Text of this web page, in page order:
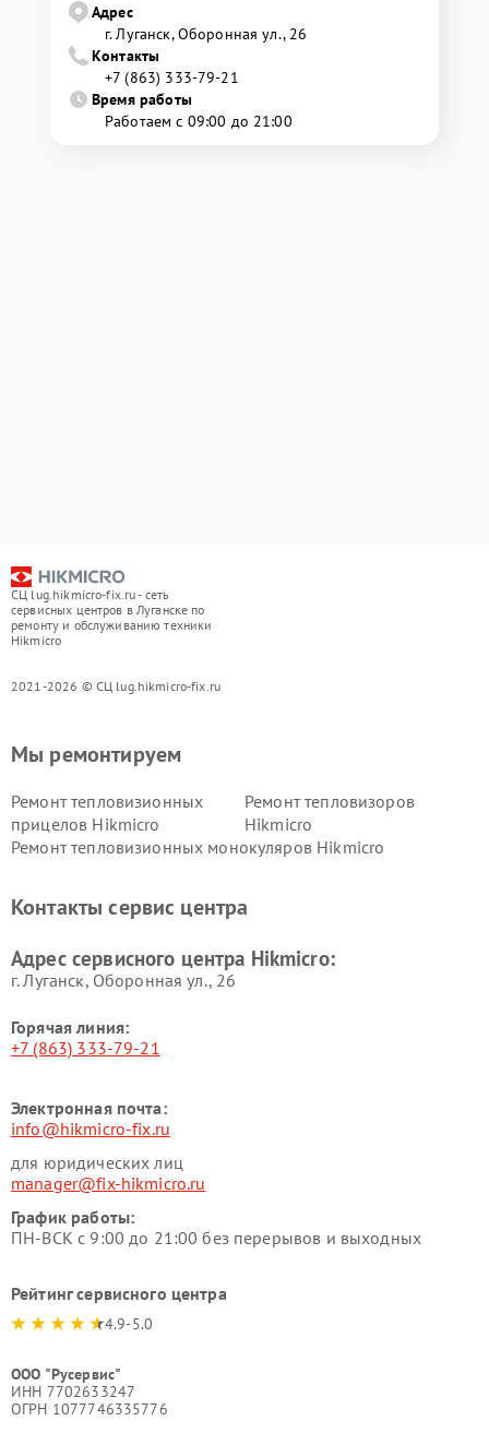
Адрес
г. Луганск, Оборонная ул., 26
Контакты
+7 (863) 333-79-21
Время работы
Работаем с 09:00 до 21:00
СЦ lug.hikmicro-fix.ru - сеть
сервисных центров в Луганске по
ремонту и обслуживанию техники
Hikmicro
2021-2026 © СЦ lug.hikmicro-fix.ru
Мы ремонтируем
Ремонт тепловизионных
прицелов Hikmicro
Ремонт тепловизоров
Hikmicro
Ремонт тепловизионных монокуляров Hikmicro
Контакты сервис центра
Адрес сервисного центра Hikmicro:
г. Луганск, Оборонная ул., 26
Горячая линия:
+7 (863) 333-79-21
Электронная почта:
info@hikmicro-fix.ru
для юридических лиц
manager@fix-hikmicro.ru
График работы:
ПН-ВСК с 9:00 до 21:00 без перерывов и выходных
Рейтинг сервисного центра
4.9-5.0
ООО "Русервис"
ИНН 7702633247
ОГРН 1077746335776